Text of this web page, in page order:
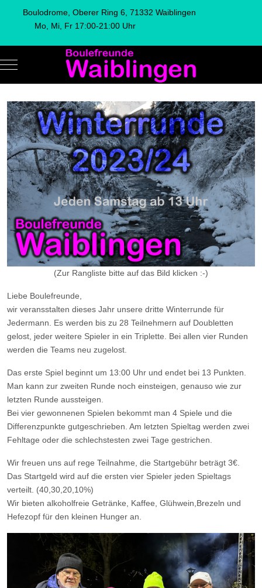
Boulodrome, Oberer Ring 6, 71332 Waiblingen
Mo, Mi, Fr 17:00-21:00 Uhr
Mobile Menu Toggle
(Zur Rangliste bitte auf das Bild klicken :-)
Liebe Boulefreunde,
wir veransstalten dieses Jahr unsere dritte Winterrunde für
Jedermann. Es werden bis zu 28 Teilnehmern auf Doubletten
gelost, jeder weitere Spieler in ein Triplette. Bei allen vier Runden
werden die Teams neu zugelost.
Das erste Spiel beginnt um 13:00 Uhr und endet bei 13 Punkten.
Man kann zur zweiten Runde noch einsteigen, genauso wie zur
letzten Runde aussteigen.
Bei vier gewonnenen Spielen bekommt man 4 Spiele und die
Differenzpunkte gutgeschrieben. Am letzten Spieltag werden zwei
Fehltage oder die schlechstesten zwei Tage gestrichen.
Wir freuen uns auf rege Teilnahme, die Startgebühr beträgt 3€.
Das Startgeld wird auf die ersten vier Spieler jeden Spieltags
verteilt. (40,30,20,10%)
Wir bieten alkoholfreie Getränke, Kaffee, Glühwein,Brezeln und
Hefezopf für den kleinen Hunger an.